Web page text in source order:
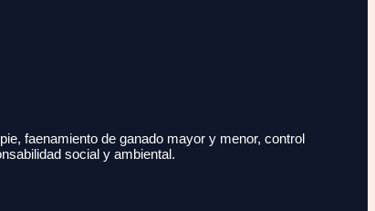
faenamiento de ganado mayor y menor, control
social y ambiental.